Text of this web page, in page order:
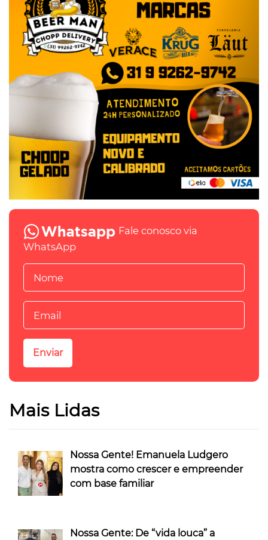
Fale conosco via
WhatsApp
Mais Lidas
Nossa Gente! Emanuela Ludgero
mostra como crescer e empreender
com base familiar
Nossa Gente: De “vida louca” a